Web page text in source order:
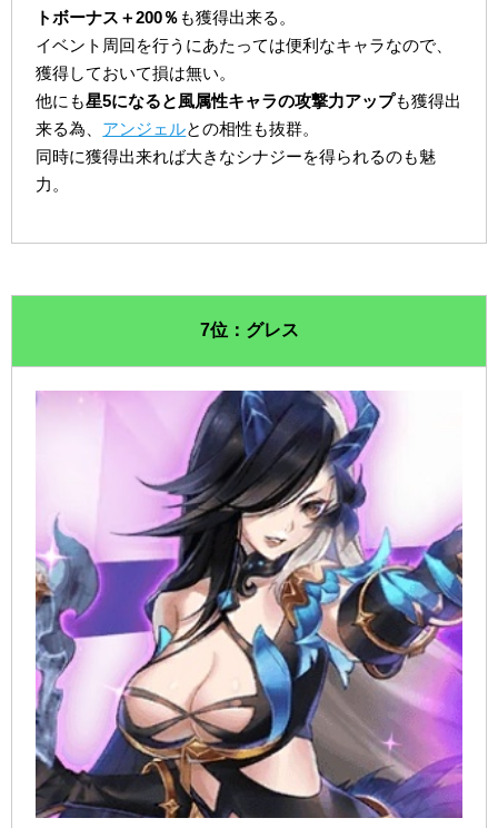
トボーナス＋200％も獲得出来る。
イベント周回を行うにあたっては便利なキャラなので、
獲得しておいて損は無い。
他にも星5になると風属性キャラの攻撃力アップも獲得出
来る為、 アンジェルとの相性も抜群。
同時に獲得出来れば大きなシナジーを得られるのも魅
力。
7位：グレス